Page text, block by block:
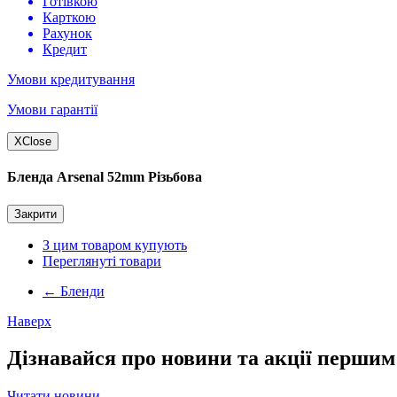
Карткою
Рахунок
Кредит
Умови кредитування
Умови гарантії
XClose
Бленда Arsenal 52mm Різьбова
Закрити
З цим товаром купують
Переглянуті товари
← Бленди
Наверх
Дізнавайся про новини та акції